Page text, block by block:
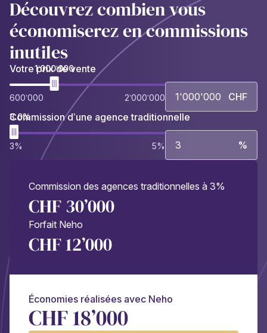
Découvrez combien vous
économiserez en commissions
inutiles
Votre prix de vente
1’000’000
600’000 2’000’000
CHF
Commission d’une agence traditionnelle
3.0%
3% 5% %
Commission des agences traditionnelles à 3%
CHF 30’000
Forfait Neho
CHF 12’000
Économies réalisées avec Neho
CHF 18’000